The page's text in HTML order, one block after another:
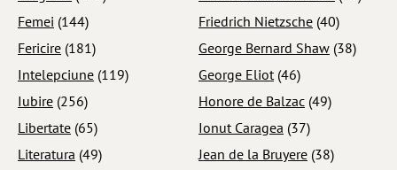
Femei (144)
Fericire (181)
Intelepciune (119)
Iubire (256)
Libertate (65)
Literatura (49)
Friedrich Nietzsche (40)
George Bernard Shaw (38)
George Eliot (46)
Honore de Balzac (49)
Ionut Caragea (37)
Jean de la Bruyere (38)